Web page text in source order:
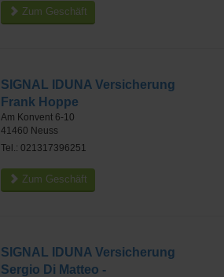
Zum Geschäft
SIGNAL IDUNA Versicherung
Frank Hoppe
Am Konvent 6-10
41460 Neuss
Tel.: 021317396251
Zum Geschäft
SIGNAL IDUNA Versicherung
Sergio Di Matteo -